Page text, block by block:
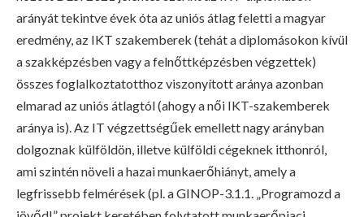
arányát tekintve évek óta az uniós átlag feletti a magyar
eredmény, az IKT szakemberek (tehát a diplomásokon kívül
a szakképzésben vagy a felnőttképzésben végzettek)
összes foglalkoztatotthoz viszonyított aránya azonban
elmarad az uniós átlagtól (ahogy a női IKT-szakemberek
aránya is). Az IT végzettségűek emellett nagy arányban
dolgoznak külföldön, illetve külföldi cégeknek itthonról,
ami szintén növeli a hazai munkaerőhiányt, amely a
legfrissebb felmérések (pl. a GINOP-3.1.1. „Programozd a